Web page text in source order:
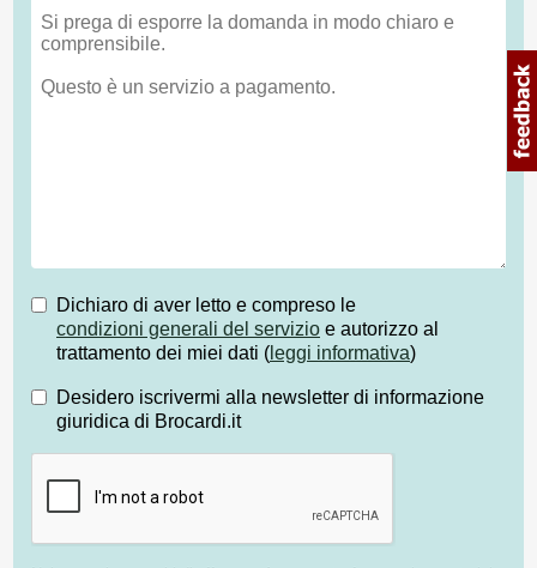
Dichiaro di aver letto e compreso le
condizioni generali del servizio e autorizzo al
trattamento dei miei dati ( leggi informativa)
Desidero iscrivermi alla newsletter di informazione
giuridica di Brocardi.it